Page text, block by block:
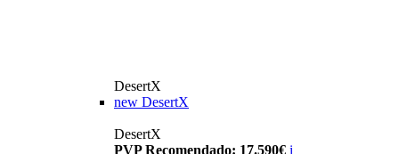
DesertX
new DesertX
DesertX
PVP Recomendado: 17.590€ i